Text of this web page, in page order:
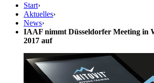
Start›
Aktuelles›
News›
IAAF nimmt Düsseldorfer Meeting in
2017 auf